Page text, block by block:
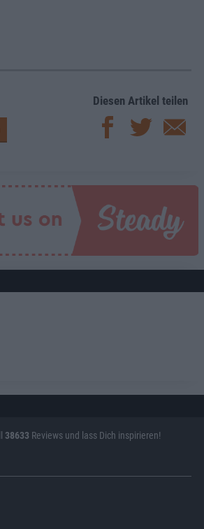
Diesen Artikel teilen
38633 Reviews und lass Dich inspirieren!